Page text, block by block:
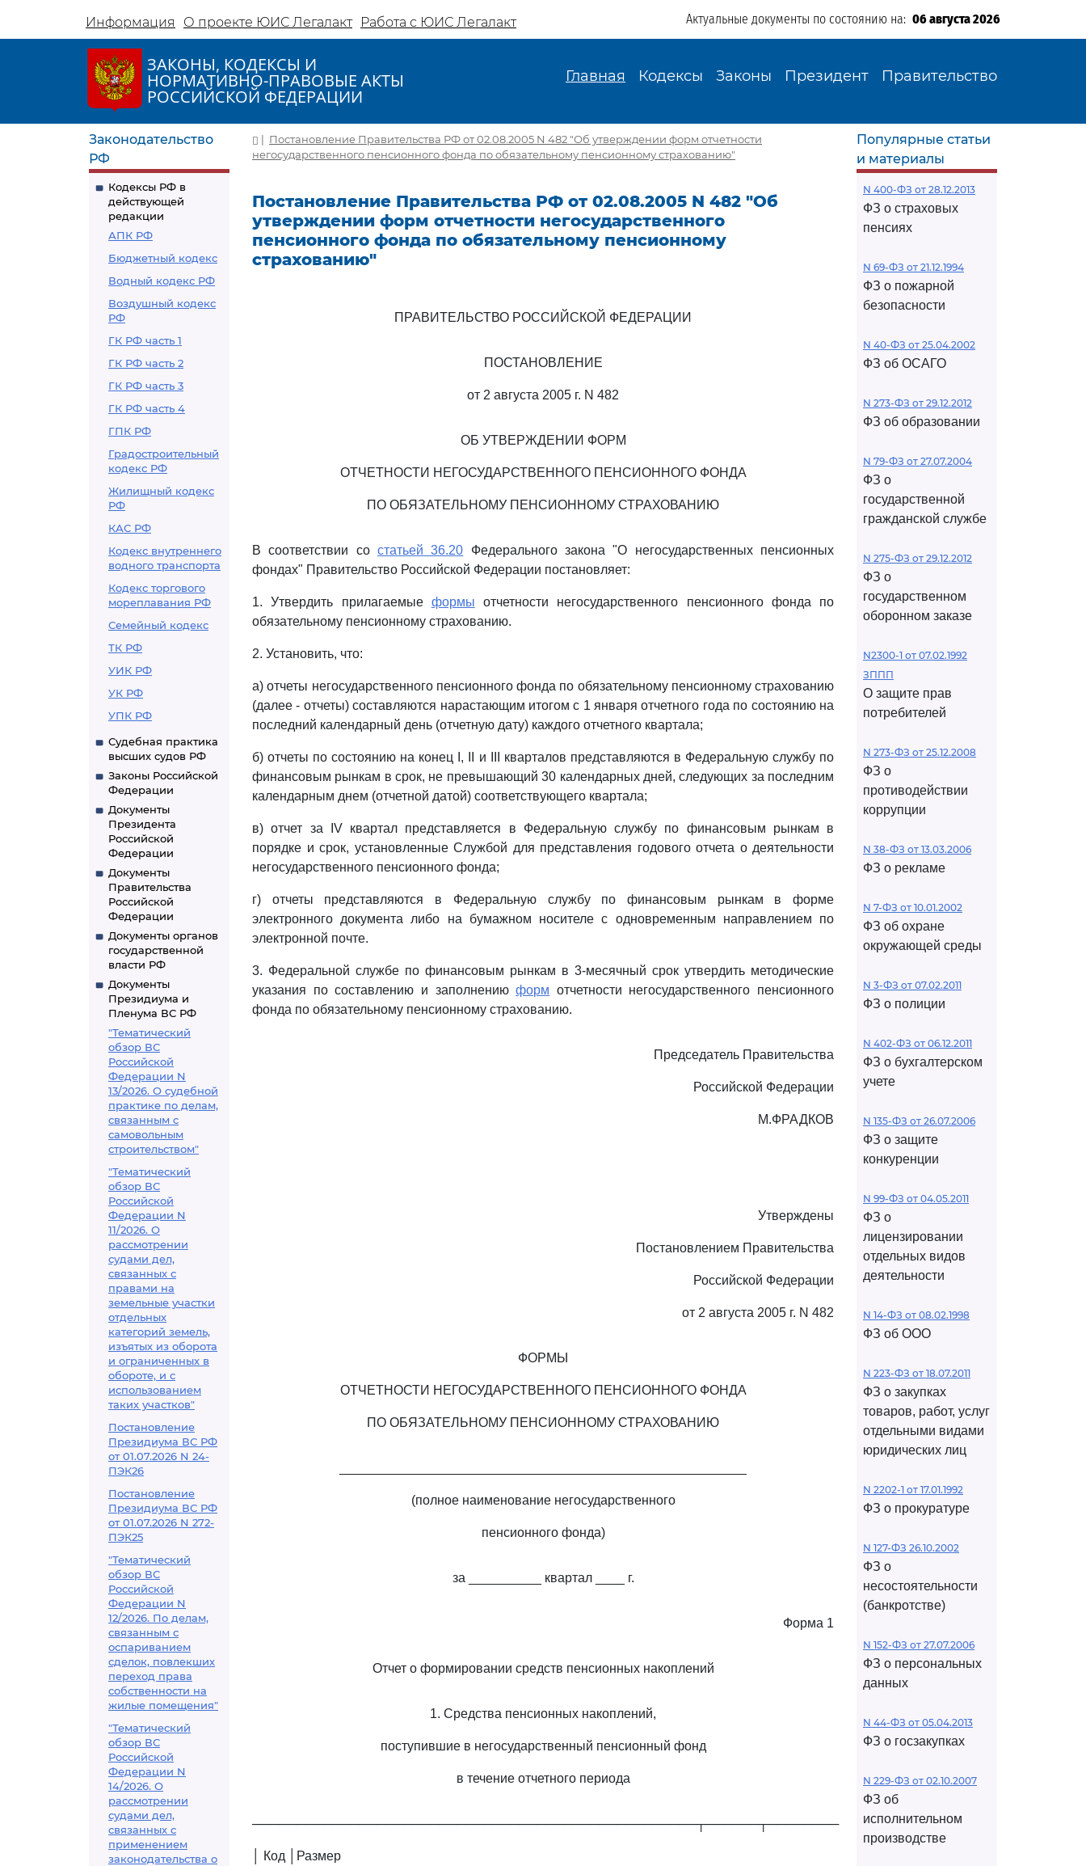
Информация О проекте ЮИС Легалакт Работа с ЮИС Легалакт Актуальные документы по состоянию на: 06 августа 2026
ЗАКОНЫ, КОДЕКСЫ И
НОРМАТИВНО-ПРАВОВЫЕ АКТЫ
РОССИЙСКОЙ ФЕДЕРАЦИИ
Главная Кодексы Законы Президент Правительство
Законодательство
РФ
Кодексы РФ в
действующей
редакции
АПК РФ
Бюджетный кодекс
Водный кодекс РФ
Воздушный кодекс
РФ
ГК РФ часть 1
ГК РФ часть 2
ГК РФ часть 3
ГК РФ часть 4
ГПК РФ
Градостроительный
кодекс РФ
Жилищный кодекс
РФ
КАС РФ
Кодекс внутреннего
водного транспорта
Кодекс торгового
мореплавания РФ
Семейный кодекс
ТК РФ
УИК РФ
УК РФ
УПК РФ
Судебная практика
высших судов РФ
Законы Российской
Федерации
Документы
Президента
Российской
Федерации
Документы
Правительства
Российской
Федерации
Документы органов
государственной
власти РФ
Документы
Президиума и
Пленума ВС РФ
"Тематический
обзор ВС
Российской
Федерации N
13/2026. О судебной
практике по делам,
связанным с
самовольным
строительством"
"Тематический
обзор ВС
Российской
Федерации N
11/2026. О
рассмотрении
судами дел,
связанных с
правами на
земельные участки
отдельных
категорий земель,
изъятых из оборота
и ограниченных в
обороте, и с
использованием
таких участков"
Постановление
Президиума ВС РФ
от 01.07.2026 N 24-
ПЭК26
Постановление
Президиума ВС РФ
от 01.07.2026 N 272-
ПЭК25
"Тематический
обзор ВС
Российской
Федерации N
12/2026. По делам,
связанным с
оспариванием
сделок, повлекших
переход права
собственности на
жилые помещения"
"Тематический
обзор ВС
Российской
Федерации N
14/2026. О
рассмотрении
судами дел,
связанных с
применением
законодательства о
| Постановление Правительства РФ от 02.08.2005 N 482 "Об утверждении форм отчетности
негосударственного пенсионного фонда по обязательному пенсионному страхованию"
Постановление Правительства РФ от 02.08.2005 N 482 "Об
утверждении форм отчетности негосударственного
пенсионного фонда по обязательному пенсионному
страхованию"
ПРАВИТЕЛЬСТВО РОССИЙСКОЙ ФЕДЕРАЦИИ
ПОСТАНОВЛЕНИЕ
от 2 августа 2005 г. N 482
ОБ УТВЕРЖДЕНИИ ФОРМ
ОТЧЕТНОСТИ НЕГОСУДАРСТВЕННОГО ПЕНСИОННОГО ФОНДА
ПО ОБЯЗАТЕЛЬНОМУ ПЕНСИОННОМУ СТРАХОВАНИЮ
В соответствии со статьей 36.20 Федерального закона "О негосударственных пенсионных
фондах" Правительство Российской Федерации постановляет:
1. Утвердить прилагаемые формы отчетности негосударственного пенсионного фонда по
обязательному пенсионному страхованию.
2. Установить, что:
а) отчеты негосударственного пенсионного фонда по обязательному пенсионному страхованию
(далее - отчеты) составляются нарастающим итогом с 1 января отчетного года по состоянию на
последний календарный день (отчетную дату) каждого отчетного квартала;
б) отчеты по состоянию на конец I, II и III кварталов представляются в Федеральную службу по
финансовым рынкам в срок, не превышающий 30 календарных дней, следующих за последним
календарным днем (отчетной датой) соответствующего квартала;
в) отчет за IV квартал представляется в Федеральную службу по финансовым рынкам в
порядке и срок, установленные Службой для представления годового отчета о деятельности
негосударственного пенсионного фонда;
г) отчеты представляются в Федеральную службу по финансовым рынкам в форме
электронного документа либо на бумажном носителе с одновременным направлением по
электронной почте.
3. Федеральной службе по финансовым рынкам в 3-месячный срок утвердить методические
указания по составлению и заполнениюформ отчетности негосударственного пенсионного
фонда по обязательному пенсионному страхованию.
Председатель Правительства
Российской Федерации
М.ФРАДКОВ
Утверждены
Постановлением Правительства
Российской Федерации
от 2 августа 2005 г. N 482
ФОРМЫ
ОТЧЕТНОСТИ НЕГОСУДАРСТВЕННОГО ПЕНСИОННОГО ФОНДА
ПО ОБЯЗАТЕЛЬНОМУ ПЕНСИОННОМУ СТРАХОВАНИЮ
(полное наименование негосударственного
пенсионного фонда)
за __________ квартал ____ г.
Форма 1
Отчет о формировании средств пенсионных накоплений
1. Средства пенсионных накоплений,
поступившие в негосударственный пенсионный фонд
в течение отчетного периода
──────────────────────────────────────────────────┬──────┬────────
│ Код │Размер
Популярные статьи
и материалы
N 400-ФЗ от 28.12.2013
ФЗ о страховых
пенсиях
N 69-ФЗ от 21.12.1994
ФЗ о пожарной
безопасности
N 40-ФЗ от 25.04.2002
ФЗ об ОСАГО
N 273-ФЗ от 29.12.2012
ФЗ об образовании
N 79-ФЗ от 27.07.2004
ФЗ о
государственной
гражданской службе
N 275-ФЗ от 29.12.2012
ФЗ о
государственном
оборонном заказе
N2300-1 от 07.02.1992
ЗППП
О защите прав
потребителей
N 273-ФЗ от 25.12.2008
ФЗ о
противодействии
коррупции
N 38-ФЗ от 13.03.2006
ФЗ о рекламе
N 7-ФЗ от 10.01.2002
ФЗ об охране
окружающей среды
N 3-ФЗ от 07.02.2011
ФЗ о полиции
N 402-ФЗ от 06.12.2011
ФЗ о бухгалтерском
учете
N 135-ФЗ от 26.07.2006
ФЗ о защите
конкуренции
N 99-ФЗ от 04.05.2011
ФЗ о
лицензировании
отдельных видов
деятельности
N 14-ФЗ от 08.02.1998
ФЗ об ООО
N 223-ФЗ от 18.07.2011
ФЗ о закупках
товаров, работ, услуг
отдельными видами
юридических лиц
N 2202-1 от 17.01.1992
ФЗ о прокуратуре
N 127-ФЗ 26.10.2002
ФЗ о
несостоятельности
(банкротстве)
N 152-ФЗ от 27.07.2006
ФЗ о персональных
данных
N 44-ФЗ от 05.04.2013
ФЗ о госзакупках
N 229-ФЗ от 02.10.2007
ФЗ об
исполнительном
производстве